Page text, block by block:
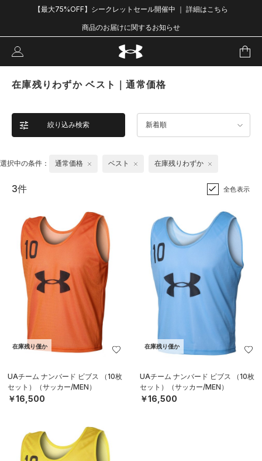
【最大75%OFF】シークレットセール開催中 ｜ 詳細はこちら
商品のお届けに関するお知らせ
在庫残りわずか ベスト｜通常価格
絞り込み検索 新着順
選択中の条件： 通常価格 ベスト 在庫残りわずか
3件 全色表示
在庫残り僅か
UAチーム ナンバード ビブス （10枚
セット）（サッカー/MEN）
￥16,500
在庫残り僅か
UAチーム ナンバード ビブス （10枚
セット）（サッカー/MEN）
￥16,500